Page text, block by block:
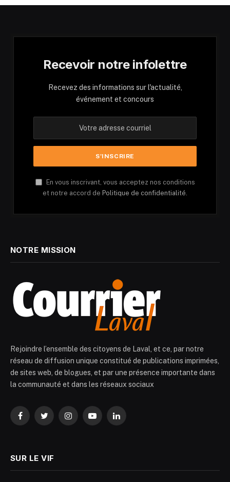
Recevoir notre infolettre
Recevez des informations sur l'actualité,
événement et concours
En vous inscrivant, vous acceptez nos conditions
et notre accord de Politique de confidentialité.
NOTRE MISSION
Rejoindre l’ensemble des citoyens de Laval, et ce, par notre
réseau de diffusion unique constitué de publications imprimées,
de sites web, de blogues, et par une présence importante dans
la communauté et dans les réseaux sociaux
FacebookTwitterInstagramYouTubeLinkedIn
SUR LE VIF